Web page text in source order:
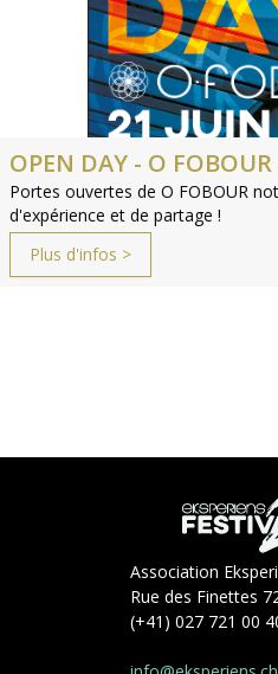
OPEN DAY - O FOBOUR
Portes ouvertes de O FOBOUR
d'expérience et de partage !
Plus d'infos >
Association
Rue des Finettes
(+41) 027 721 00